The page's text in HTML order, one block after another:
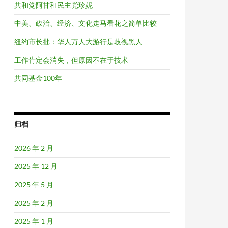
共和党阿甘和民主党珍妮
中美、政治、经济、文化走马看花之简单比较
纽约市长批：华人万人大游行是歧视黑人
工作肯定会消失，但原因不在于技术
共同基金100年
归档
2026 年 2 月
2025 年 12 月
2025 年 5 月
2025 年 2 月
2025 年 1 月